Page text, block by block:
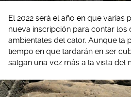
El 2022 será el año en que varias
nueva inscripción para contar los
ambientales del calor. Aunque la
tiempo en que tardarán en ser
salgan una vez más a la vista del